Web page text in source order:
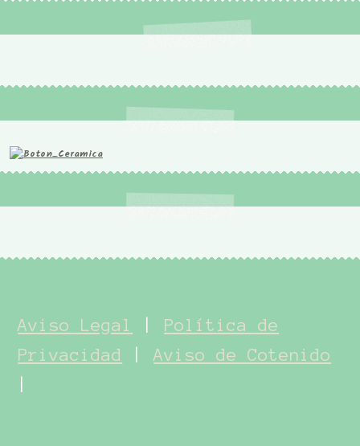
Aviso Legal
Política de
Privacidad
|Aviso de Cotenido